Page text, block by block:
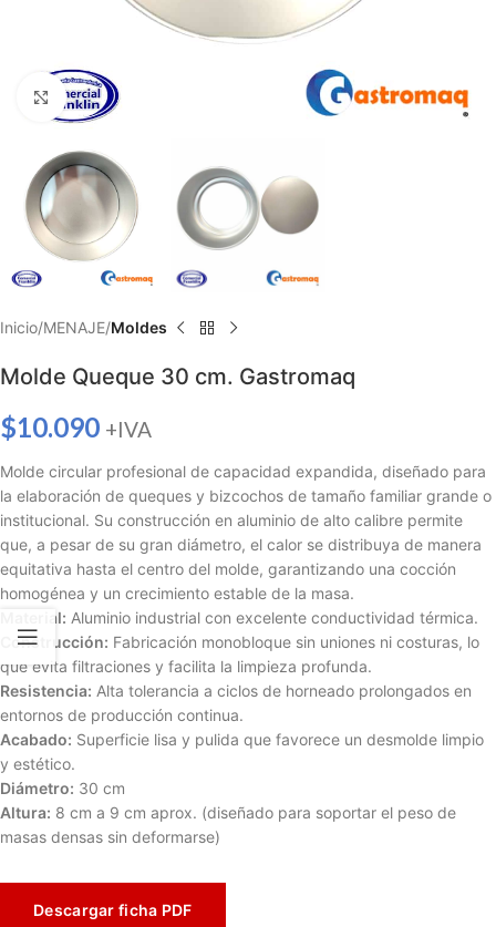
Haga clic para ampliar
Inicio MENAJE Moldes
Molde Queque 30 cm. Gastromaq
$10.090 +IVA
Molde circular profesional de capacidad expandida, diseñado para
la elaboración de queques y bizcochos de tamaño familiar grande o
institucional. Su construcción en aluminio de alto calibre permite
que, a pesar de su gran diámetro, el calor se distribuya de manera
equitativa hasta el centro del molde, garantizando una cocción
homogénea y un crecimiento estable de la masa.
Material: Aluminio industrial con excelente conductividad térmica.
Construcción: Fabricación monobloque sin uniones ni costuras, lo
que evita filtraciones y facilita la limpieza profunda.
Resistencia: Alta tolerancia a ciclos de horneado prolongados en
entornos de producción continua.
Acabado: Superficie lisa y pulida que favorece un desmolde limpio
y estético.
Diámetro: 30 cm
Altura: 8 cm a 9 cm aprox. (diseñado para soportar el peso de
masas densas sin deformarse)
Descargar ficha PDF